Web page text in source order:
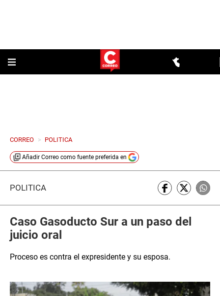
CORREO > POLITICA
Añadir Correo como fuente preferida en
POLÍTICA
Caso Gasoducto Sur a un paso del
juicio oral
Proceso es contra el expresidente y su esposa.